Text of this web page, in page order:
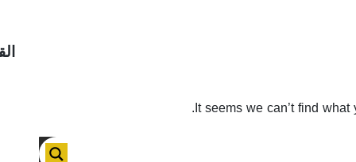
It seems we can’t find